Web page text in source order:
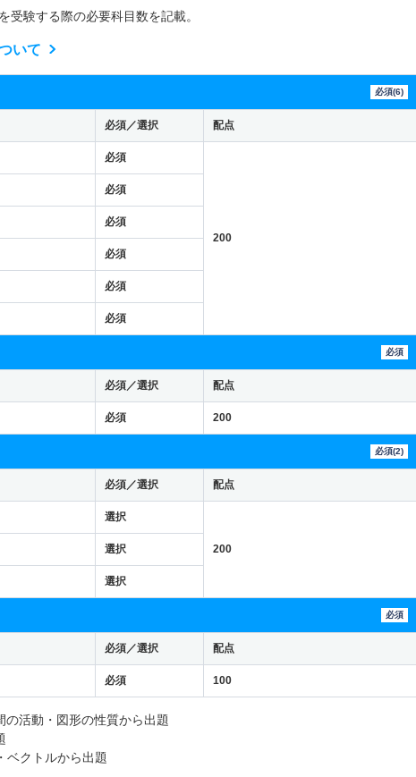
験する際の必要科目数を記載。
いて
必須(6)
必須／選択 配点
必須
200
必須
必須
必須
必須
必須
必須
必須／選択 配点
必須 200
必須(2)
必須／選択 配点
選択
200
選択
選択
必須
必須／選択 配点
必須 100
活動・図形の性質から出題
ベクトルから出題